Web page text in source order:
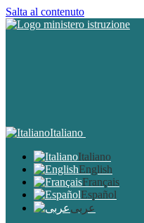
Salta al contenuto
Italiano
Italiano
English
Français
Español
عربى